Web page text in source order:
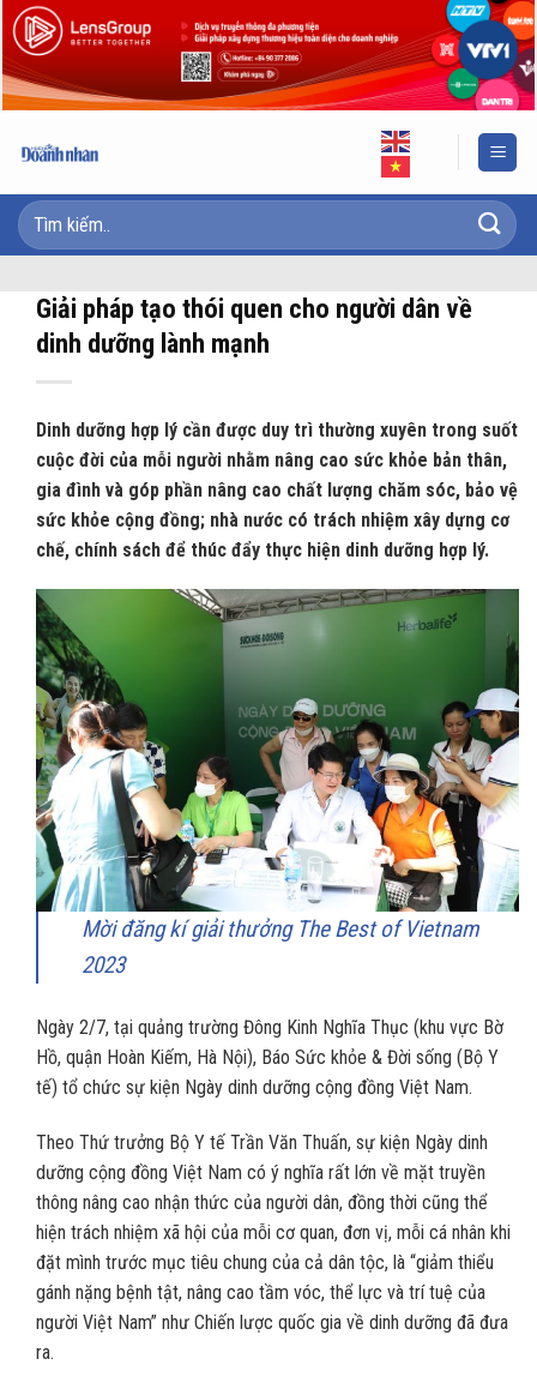
Skip
to
content
Giải pháp tạo thói quen cho người dân về
dinh dưỡng lành mạnh
Dinh dưỡng hợp lý cần được duy trì thường xuyên trong suốt
cuộc đời của mỗi người nhằm nâng cao sức khỏe bản thân,
gia đình và góp phần nâng cao chất lượng chăm sóc, bảo vệ
sức khỏe cộng đồng; nhà nước có trách nhiệm xây dựng cơ
chế, chính sách để thúc đẩy thực hiện dinh dưỡng hợp lý.
Mời đăng kí giải thưởng The Best of Vietnam
2023
Ngày 2/7, tại quảng trường Đông Kinh Nghĩa Thục (khu vực Bờ
Hồ, quận Hoàn Kiếm, Hà Nội), Báo Sức khỏe & Đời sống (Bộ Y
tế) tổ chức sự kiện Ngày dinh dưỡng cộng đồng Việt Nam.
Theo Thứ trưởng Bộ Y tế Trần Văn Thuấn, sự kiện Ngày dinh
dưỡng cộng đồng Việt Nam có ý nghĩa rất lớn về mặt truyền
thông nâng cao nhận thức của người dân, đồng thời cũng thể
hiện trách nhiệm xã hội của mỗi cơ quan, đơn vị, mỗi cá nhân khi
đặt mình trước mục tiêu chung của cả dân tộc, là “giảm thiểu
gánh nặng bệnh tật, nâng cao tầm vóc, thể lực và trí tuệ của
người Việt Nam” như Chiến lược quốc gia về dinh dưỡng đã đưa
ra.